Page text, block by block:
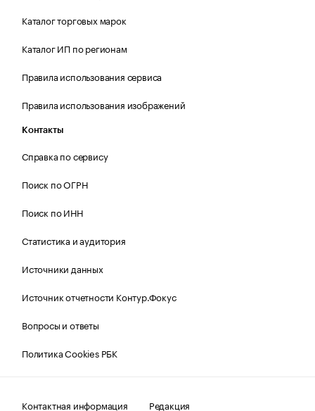
Каталог торговых марок
Каталог ИП по регионам
Правила использования сервиса
Правила использования изображений
Контакты
Справка по сервису
Поиск по ОГРН
Поиск по ИНН
Статистика и аудитория
Источники данных
Источник отчетности Контур.Фокус
Вопросы и ответы
Политика Cookies РБК
Контактная информация Редакция